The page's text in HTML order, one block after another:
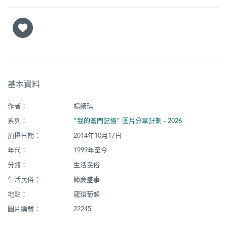
基本資料
作者：
楊綺琪
系列：
“我的澳門記憶” 圖片分享計劃 - 2026
拍攝日期：
2014年10月17日
年代：
1999年至今
分類：
生活民俗
生活民俗：
節慶盛事
地點：
龍環葡韻
圖片編號：
22245